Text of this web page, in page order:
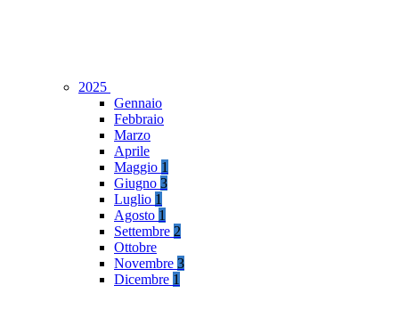
2025
Gennaio
Febbraio
Marzo
Aprile
Maggio 1
Giugno 3
Luglio 1
Agosto 1
Settembre 2
Ottobre
Novembre 3
Dicembre 1